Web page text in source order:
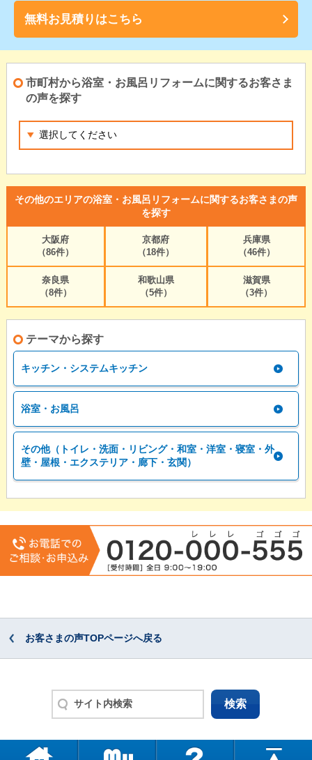
無料お見積りはこちら
市町村から浴室・お風呂リフォームに関するお客さま
の声を探す
その他のエリアの浴室・お風呂リフォームに関するお客さまの声
を探す
大阪府
（86件）
京都府
（18件）
兵庫県
（46件）
奈良県
（8件）
和歌山県
（5件）
滋賀県
（3件）
テーマから探す
キッチン・システムキッチン
浴室・お風呂
その他（トイレ・洗面・リビング・和室・洋室・寝室・外
壁・屋根・エクステリア・廊下・玄関）
お客さまの声TOPページへ戻る